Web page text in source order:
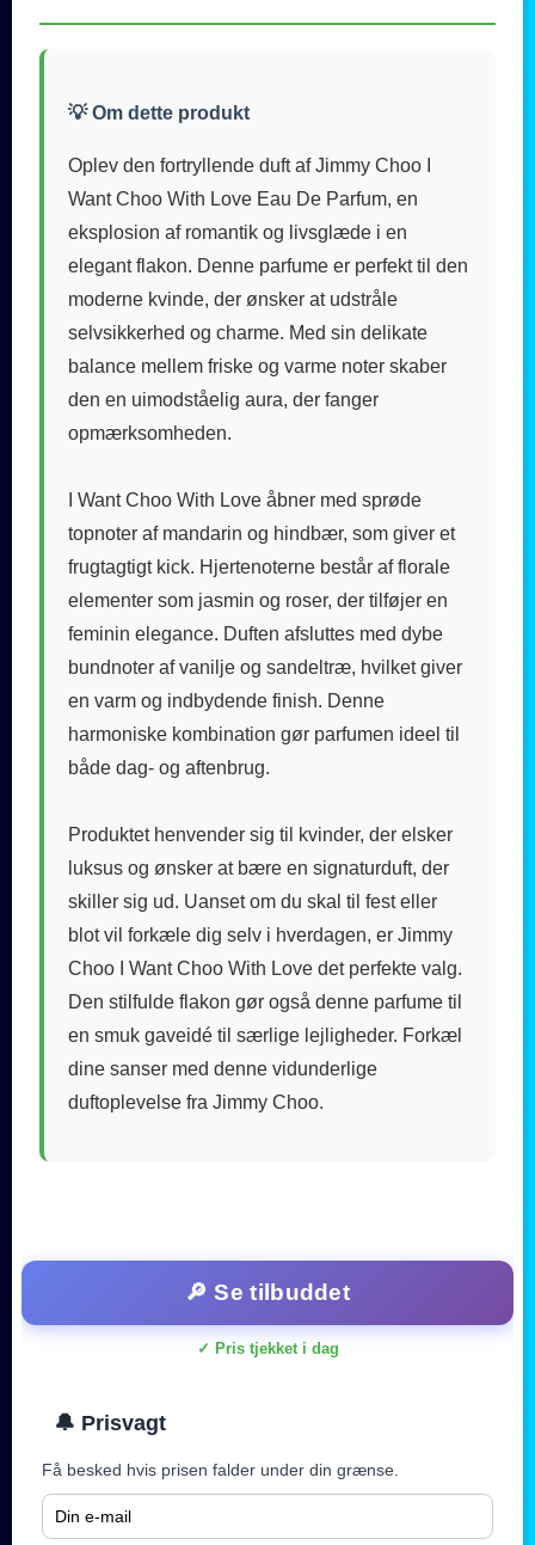
💡 Om dette produkt
Oplev den fortryllende duft af Jimmy Choo I
Want Choo With Love Eau De Parfum, en
eksplosion af romantik og livsglæde i en
elegant flakon. Denne parfume er perfekt til den
moderne kvinde, der ønsker at udstråle
selvsikkerhed og charme. Med sin delikate
balance mellem friske og varme noter skaber
den en uimodståelig aura, der fanger
opmærksomheden.
I Want Choo With Love åbner med sprøde
topnoter af mandarin og hindbær, som giver et
frugtagtigt kick. Hjertenoterne består af florale
elementer som jasmin og roser, der tilføjer en
feminin elegance. Duften afsluttes med dybe
bundnoter af vanilje og sandeltræ, hvilket giver
en varm og indbydende finish. Denne
harmoniske kombination gør parfumen ideel til
både dag- og aftenbrug.
Produktet henvender sig til kvinder, der elsker
luksus og ønsker at bære en signaturduft, der
skiller sig ud. Uanset om du skal til fest eller
blot vil forkæle dig selv i hverdagen, er Jimmy
Choo I Want Choo With Love det perfekte valg.
Den stilfulde flakon gør også denne parfume til
en smuk gaveidé til særlige lejligheder. Forkæl
dine sanser med denne vidunderlige
duftoplevelse fra Jimmy Choo.
🔎 Se tilbuddet
✓ Pris tjekket i dag
🔔 Prisvagt
Få besked hvis prisen falder under din grænse.